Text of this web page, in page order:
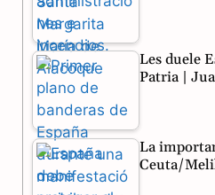
Les duele
Patria |
La
Ceuta/